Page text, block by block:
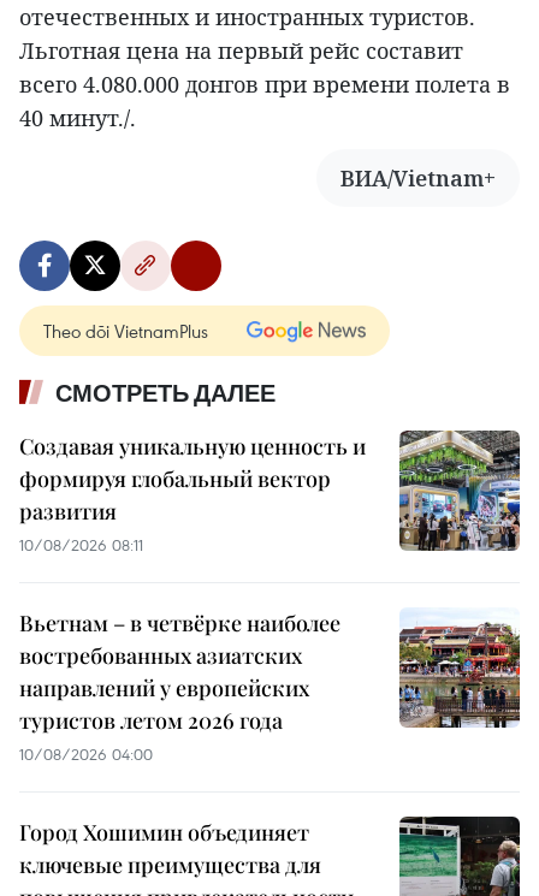
отечественных и иностранных туристов.
Льготная цена на первый рейс составит
всего 4.080.000 донгов при времени полета в
40 минут./.
ВИА/Vietnam+
Theo dõi VietnamPlus
СМОТРЕТЬ ДАЛЕЕ
Создавая уникальную ценность и
формируя глобальный вектор
развития
10/08/2026 08:11
Вьетнам – в четвёрке наиболее
востребованных азиатских
направлений у европейских
туристов летом 2026 года
10/08/2026 04:00
Город Хошимин объединяет
ключевые преимущества для